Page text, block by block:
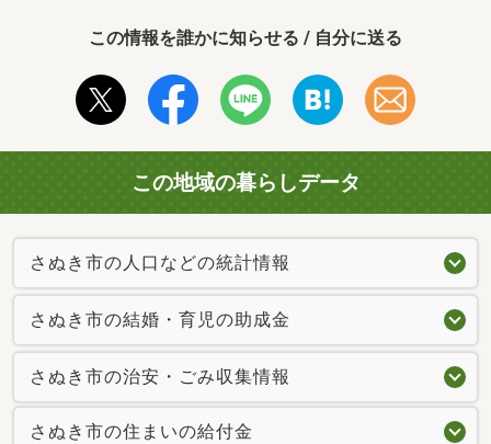
この情報を誰かに知らせる / 自分に送る
この地域の暮らしデータ
さぬき市の人口などの統計情報
さぬき市の結婚・育児の助成金
さぬき市の治安・ごみ収集情報
さぬき市の住まいの給付金